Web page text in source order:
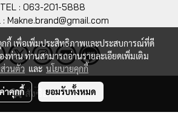
สั่งซื้อสินค้า
TEL : 063-201-5888
: Makne.brand@gmail.com
2018 All Rights Reserved.
กกี้ เพื่อเพิ่มประสิทธิภาพและประสบการณ์ที่ดี
งท่าน ท่านสามารถอ่านรายละเอียดเพิ่มเติม
วนตัว และนโยบายคุกกี้
าคุกกี้ ยอมรับทั้งหมด